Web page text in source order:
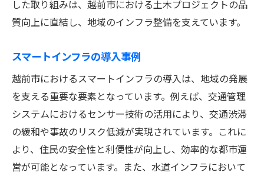
した取り組みは、越前市における土木プロジェクトの品
質向上に直結し、地域のインフラ整備を支えています。
スマートインフラの導入事例
越前市におけるスマートインフラの導入は、地域の発展
を支える重要な要素となっています。例えば、交通管理
システムにおけるセンサー技術の活用により、交通渋滞
の緩和や事故のリスク低減が実現されています。これに
より、住民の安全性と利便性が向上し、効率的な都市運
営が可能となっています。また、水道インフラにおいて